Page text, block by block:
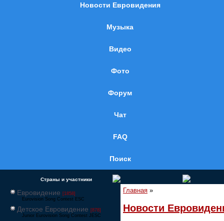
Новости Евровидения
Музыка
Видео
Фото
Форум
Чат
FAQ
Поиск
Страны и участники
Евровидение [1858]
Eurovision Song Contest ESC
Детское Евровидение [878]
Junior Eurovision Song Contest JESC
Главная »
Новости